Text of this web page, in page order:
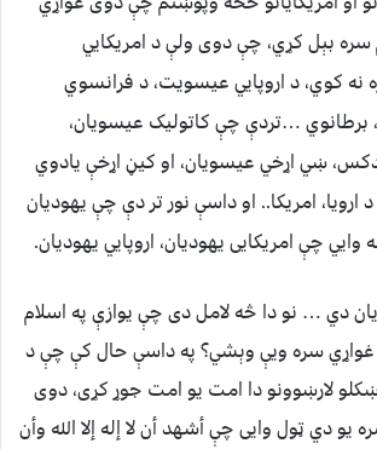
بېل کړي، چې دوی ولې د امریکايي
کوي، د اروپايي عیسویت، د فرانسوي
برطانوي …تردې چې کاتولیک عیسویان،
ښي اړخي عیسویان، او کیڼ اړخې یادوي
امریکا.. او داسې نور تر دې چې یهودیان
وايي چې امریکایی یهودیان، اروپايي یهودیان.
دي … نو دا څه لامل دی چې یوازې په اسلام
سره ویې وېشي؟ په داسې حال کې چې د
لارښوونو دا امت یو امت جوړ کړی، دوی
یو دي ټول وایی چې أشهد أن لا إله إلا الله وأن